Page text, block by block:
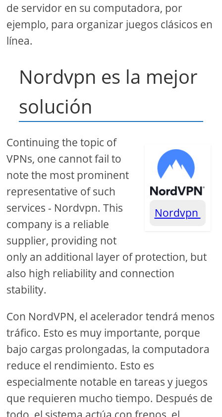
de servidor en su computadora, por
ejemplo, para organizar juegos clásicos en
línea.
Nordvpn es la mejor
solución
Nordvpn
Continuing the topic of
VPNs, one cannot fail to
note the most prominent
representative of such
services - Nordvpn. This
company is a reliable
supplier, providing not
only an additional layer of protection, but
also high reliability and connection
stability.
Con NordVPN, el acelerador tendrá menos
tráfico. Esto es muy importante, porque
bajo cargas prolongadas, la computadora
reduce el rendimiento. Esto es
especialmente notable en tareas y juegos
que requieren mucho tiempo. Después de